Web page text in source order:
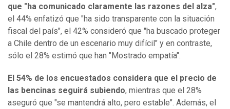
que "ha comunicado claramente las razones del alza",
el 44% enfatizó que "ha sido transparente con la situación
fiscal del país", el 42% consideró que "ha buscado proteger
a Chile dentro de un escenario muy difícil" y en contraste,
sólo el 28% estimó que han "Mostrado empatía".
El 54% de los encuestados considera que el precio de
las bencinas seguirá subiendo, mientras que el 28%
aseguró que "se mantendrá alto, pero estable". Además, el